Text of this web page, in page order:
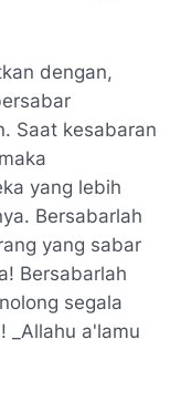
dengan,
Saat kesabaran
yang lebih
Bersabarlah
yang sabar
Bersabarlah
segala
_Allahu a'lamu